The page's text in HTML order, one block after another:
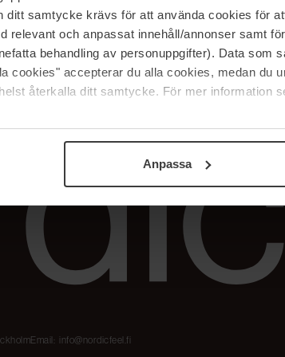
ditt samtycke krävs för att använda cookies för
relevant och anpassat innehåll/annonser samt
behandling av personuppgifter). Data som
cookies" accepterar du alla cookies, medan du
återkalla ditt samtycke. För mer information
Anpassa
The Beauty Edit
Työskentele
NordicFeel Groupissa
Email: info@nordicfeel.fi